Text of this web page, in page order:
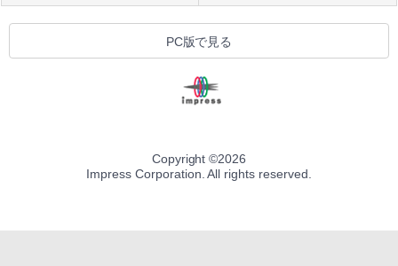
PC版で見る
Copyright ©2026
Impress Corporation. All rights reserved.